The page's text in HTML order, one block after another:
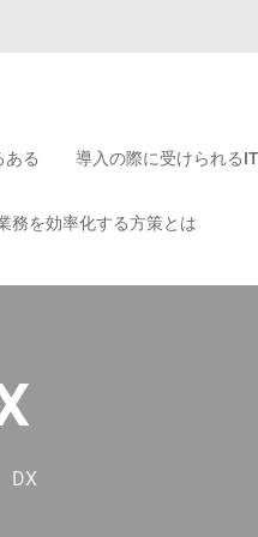
ある 導入の際に受けられる
務を効率化する方策とは
DX